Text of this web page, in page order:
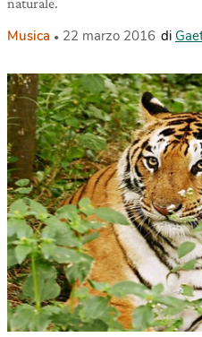
naturale.
Musica 22 marzo 2016 di